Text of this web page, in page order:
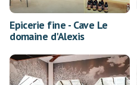
Epicerie fine - Cave Le
domaine d'Alexis